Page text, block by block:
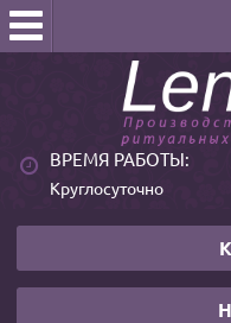
ВРЕМЯ РАБОТЫ:
Круглосуточно